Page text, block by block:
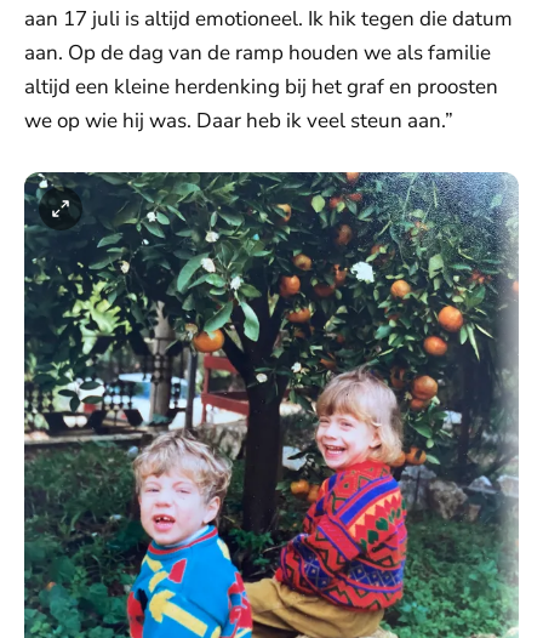
aan 17 juli is altijd emotioneel. Ik hik tegen die datum
aan. Op de dag van de ramp houden we als familie
altijd een kleine herdenking bij het graf en proosten
we op wie hij was. Daar heb ik veel steun aan.”